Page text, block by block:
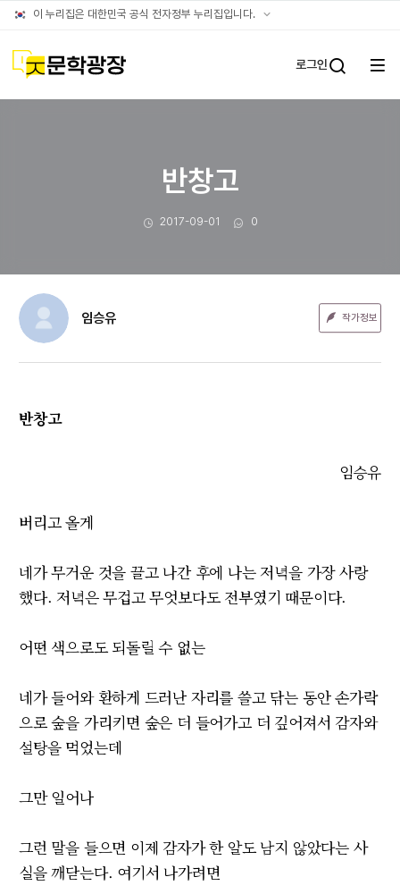
이 누리집은 대한민국 공식 전자정부 누리집입니다. 공식
문학광장 로그인
전체
반창고
작성일
2017-09-01 댓글수
0
임승유
반창고
임승유
버리고 올게
네가 무거운 것을 끌고 나간 후에 나는 저녁을 가장 사랑
했다. 저녁은 무겁고 무엇보다도 전부였기 때문이다.
어떤 색으로도 되돌릴 수 없는
네가 들어와 환하게 드러난 자리를 쓸고 닦는 동안 손가락
으로 숲을 가리키면 숲은 더 들어가고 더 깊어져서 감자와
설탕을 먹었는데
그만 일어나
그런 말을 들으면 이제 감자가 한 알도 남지 않았다는 사
실을 깨닫는다. 여기서 나가려면